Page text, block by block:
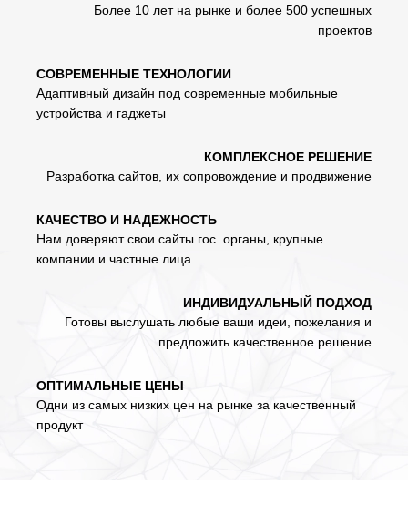
Более 10 лет на рынке и более 500 успешных
проектов
СОВРЕМЕННЫЕ ТЕХНОЛОГИИ
Адаптивный дизайн под современные мобильные
устройства и гаджеты
КОМПЛЕКСНОЕ РЕШЕНИЕ
Разработка сайтов, их сопровождение и продвижение
КАЧЕСТВО И НАДЕЖНОСТЬ
Нам доверяют свои сайты гос. органы, крупные
компании и частные лица
ИНДИВИДУАЛЬНЫЙ ПОДХОД
Готовы выслушать любые ваши идеи, пожелания и
предложить качественное решение
ОПТИМАЛЬНЫЕ ЦЕНЫ
Одни из самых низких цен на рынке за качественный
продукт